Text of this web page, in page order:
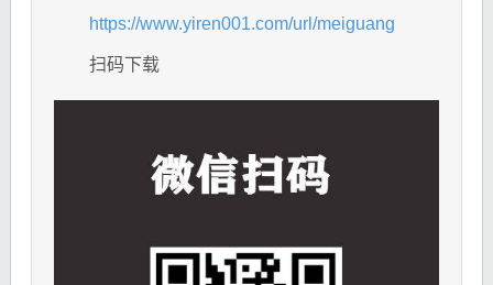
https://www.yiren001.com/url/meiguang
扫码下载